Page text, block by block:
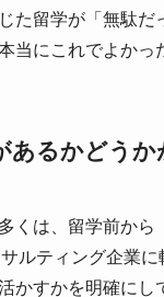
た留学が「無駄
当にこれでよかっ
あるかどうか
くは、留学前か
ルティング企業
かすかを明確にし